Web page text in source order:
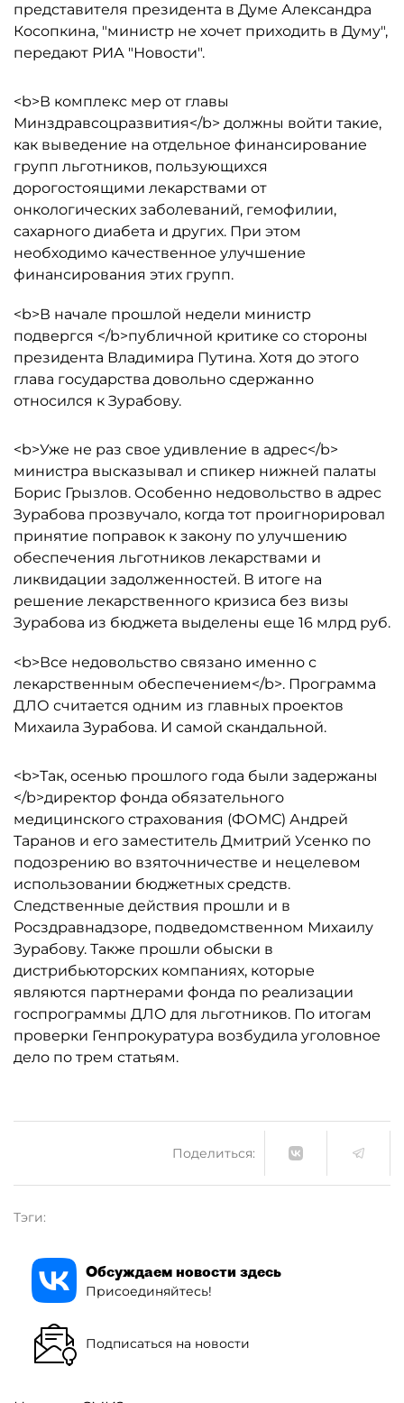
представителя президента в Думе Александра
Косопкина, "министр не хочет приходить в Думу",
передают РИА "Новости".
<b>В комплекс мер от главы
Минздравсоцразвития</b> должны войти такие,
как выведение на отдельное финансирование
групп льготников, пользующихся
дорогостоящими лекарствами от
онкологических заболеваний, гемофилии,
сахарного диабета и других. При этом
необходимо качественное улучшение
финансирования этих групп.
<b>В начале прошлой недели министр
подвергся </b>публичной критике со стороны
президента Владимира Путина. Хотя до этого
глава государства довольно сдержанно
относился к Зурабову.
<b>Уже не раз свое удивление в адрес</b>
министра высказывал и спикер нижней палаты
Борис Грызлов. Особенно недовольство в адрес
Зурабова прозвучало, когда тот проигнорировал
принятие поправок к закону по улучшению
обеспечения льготников лекарствами и
ликвидации задолженностей. В итоге на
решение лекарственного кризиса без визы
Зурабова из бюджета выделены еще 16 млрд руб.
<b>Все недовольство связано именно с
лекарственным обеспечением</b>. Программа
ДЛО считается одним из главных проектов
Михаила Зурабова. И самой скандальной.
<b>Так, осенью прошлого года были задержаны
</b>директор фонда обязательного
медицинского страхования (ФОМС) Андрей
Таранов и его заместитель Дмитрий Усенко по
подозрению во взяточничестве и нецелевом
использовании бюджетных средств.
Следственные действия прошли и в
Росздравнадзоре, подведомственном Михаилу
Зурабову. Также прошли обыски в
дистрибьюторских компаниях, которые
являются партнерами фонда по реализации
госпрограммы ДЛО для льготников. По итогам
проверки Генпрокуратура возбудила уголовное
дело по трем статьям.
Поделиться:
Тэги:
Обсуждаем новости здесь
Присоединяйтесь!
Подписаться на новости